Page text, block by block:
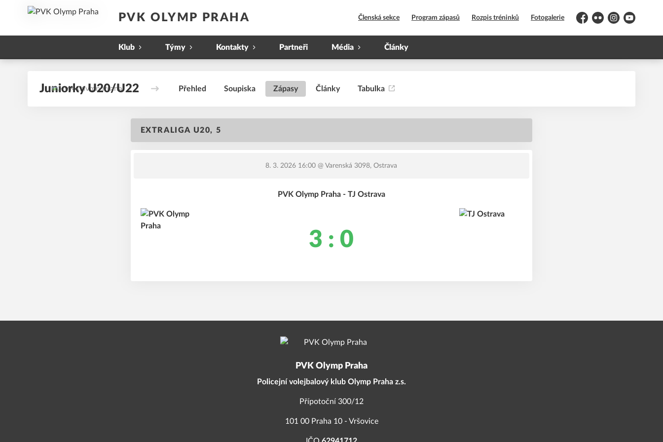
PVK OLYMP PRAHA Členská sekce Program zápasů Rozpis tréninků Fotogalerie
Facebook
FlickrInstagramYouTube
Klub Týmy Kontakty Partneři Média Články
Juniorky U20/U22 Přehled Soupiska Zápasy Články Tabulka
EXTRALIGA U20, 5
8. 3. 2026 16:00 @ Varenská 3098, Ostrava
PVK Olymp Praha - TJ Ostrava
3 : 0
PVK Olymp Praha
Policejní volejbalový klub Olymp Praha z.s.
Přípotoční 300/12
101 00 Praha 10 - Vršovice